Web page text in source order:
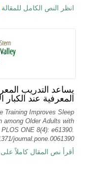
انظر النص الكامل للمقالة
يساعد التدريب
المعرفية عند الكبار
Training Improves Sleep
among Older Adults with
ONE 8(4): e61390.
journal.pone.0061390
أقرأ نص المقال كاملاً على PubMed